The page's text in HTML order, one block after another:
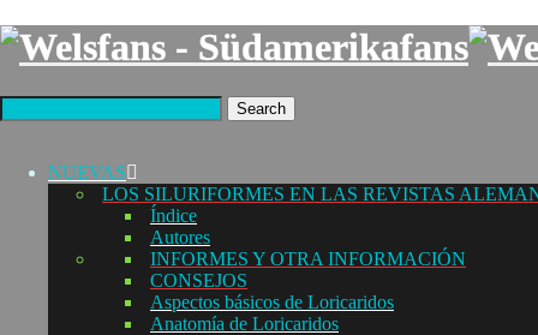
Search
NUEVAS
LOS SILURIFORMES EN LAS REVISTAS
Índice
Autores
INFORMES Y OTRA INFORMACIÓN
CONSEJOS
Aspectos básicos de Loricaridos
Anatomía de Loricaridos